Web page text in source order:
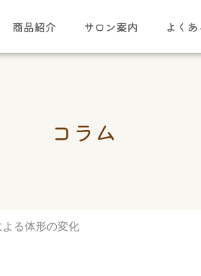
商品紹介 サロン案内 よく
コラム
る体形の変化